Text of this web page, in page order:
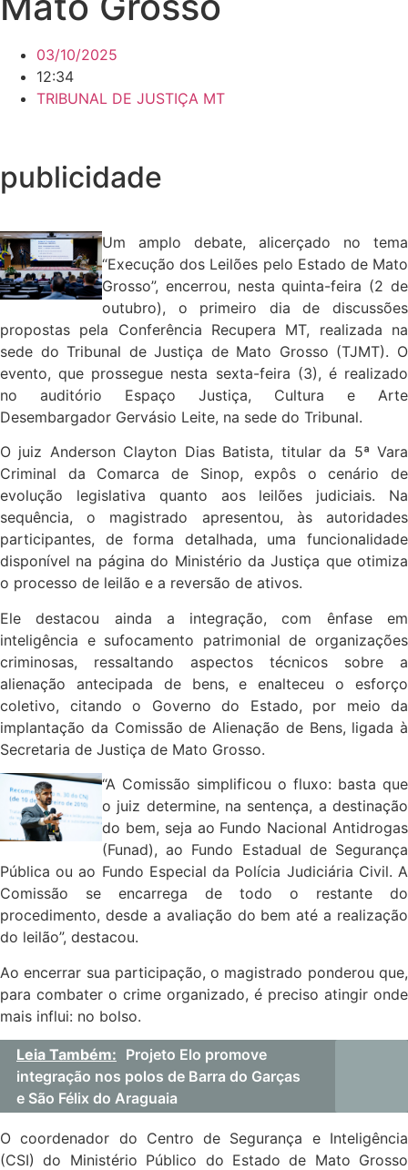
03/10/2025
12:34
TRIBUNAL DE JUSTIÇA MT
publicidade
Um amplo debate, alicerçado no tema
“Execução dos Leilões pelo Estado de Mato
Grosso”, encerrou, nesta quinta-feira (2 de
outubro), o primeiro dia de discussões
propostas pela Conferência Recupera MT, realizada na
sede do Tribunal de Justiça de Mato Grosso (TJMT). O
evento, que prossegue nesta sexta-feira (3), é realizado
no auditório Espaço Justiça, Cultura e Arte
Desembargador Gervásio Leite, na sede do Tribunal.
O juiz Anderson Clayton Dias Batista, titular da 5ª Vara
Criminal da Comarca de Sinop, expôs o cenário de
evolução legislativa quanto aos leilões judiciais. Na
sequência, o magistrado apresentou, às autoridades
participantes, de forma detalhada, uma funcionalidade
disponível na página do Ministério da Justiça que otimiza
o processo de leilão e a reversão de ativos.
Ele destacou ainda a integração, com ênfase em
inteligência e sufocamento patrimonial de organizações
criminosas, ressaltando aspectos técnicos sobre a
alienação antecipada de bens, e enalteceu o esforço
coletivo, citando o Governo do Estado, por meio da
implantação da Comissão de Alienação de Bens, ligada à
Secretaria de Justiça de Mato Grosso.
“A Comissão simplificou o fluxo: basta que
o juiz determine, na sentença, a destinação
do bem, seja ao Fundo Nacional Antidrogas
(Funad), ao Fundo Estadual de Segurança
Pública ou ao Fundo Especial da Polícia Judiciária Civil. A
Comissão se encarrega de todo o restante do
procedimento, desde a avaliação do bem até a realização
do leilão”, destacou.
Ao encerrar sua participação, o magistrado ponderou que,
para combater o crime organizado, é preciso atingir onde
mais influi: no bolso.
Leia Também: Projeto Elo promove
integração nos polos de Barra do Garças
e São Félix do Araguaia
O coordenador do Centro de Segurança e Inteligência
(CSI) do Ministério Público do Estado de Mato Grosso